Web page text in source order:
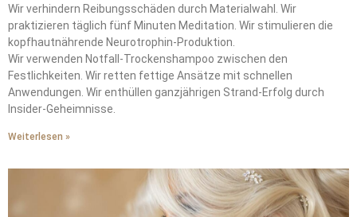
Wir verhindern Reibungsschäden durch Materialwahl. Wir
praktizieren täglich fünf Minuten Meditation. Wir stimulieren die
kopfhautnährende Neurotrophin-Produktion.
Wir verwenden Notfall-Trockenshampoo zwischen den
Festlichkeiten. Wir retten fettige Ansätze mit schnellen
Anwendungen. Wir enthüllen ganzjährigen Strand-Erfolg durch
Insider-Geheimnisse.
Weiterlesen »